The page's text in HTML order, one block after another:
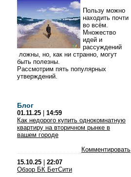
Пользу можно
находить почти
во всём.
Множество
идей и
рассуждений
ложны, но, как ни странно, могут
быть полезны.
Рассмотрим пять популярных
утверждений.
Блог
01.11.25
14:59
Как недорого купить однокомнатную
квартиру на вторичном рынке в
вашем городе
Комментировать
15.10.25
22:07
Обзор БК БетСити